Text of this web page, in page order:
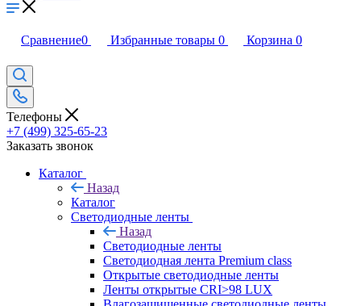
Сравнение0 Избранные товары 0 Корзина 0
Телефоны
+7 (499) 325-65-23
Заказать звонок
Каталог
Назад
Каталог
Светодиодные ленты
Назад
Светодиодные ленты
Светодиодная лента Premium class
Открытые светодиодные ленты
Ленты открытые CRI>98 LUX